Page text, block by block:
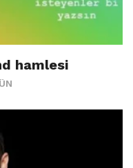
hamlesi